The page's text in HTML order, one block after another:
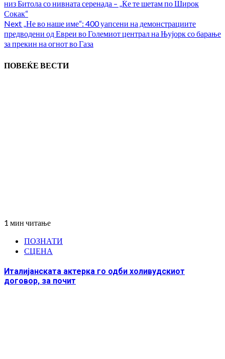
низ Битола со нивната серенада – „Ќе те шетам по Широк
Сокак“
Next „Не во наше име“: 400 уапсени на демонстрациите
предводени од Евреи во Големиот централ на Њујорк со барање
за прекин на огнот во Газа
ПОВЕЌЕ ВЕСТИ
1 мин читање
ПОЗНАТИ
СЦЕНА
Италијанската актерка го одби холивудскиот
договор, за почит